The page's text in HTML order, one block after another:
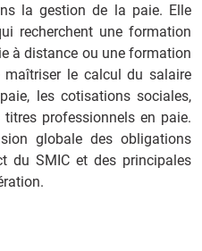
la gestion de la paie. Elle
recherchent une formation
à distance ou une formation
le calcul du salaire
les cotisations sociales,
professionnels en paie.
globale des obligations
du SMIC et des principales